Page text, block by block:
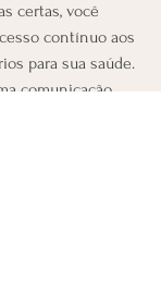
certas, você
contínuo aos
para sua saúde.
comunicação